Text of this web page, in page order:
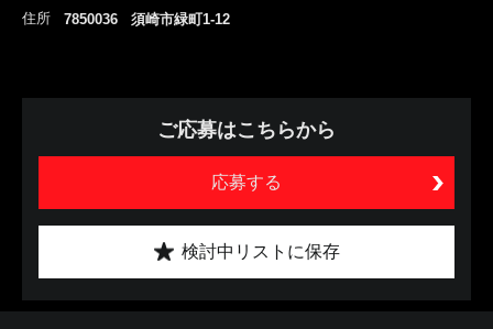
住所 7850036 須崎市緑町1-12
ご応募はこちらから
応募する
検討中リストに保存